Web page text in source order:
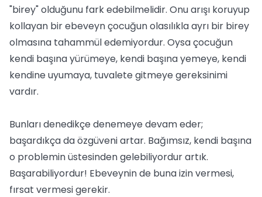
"birey" olduğunu fark edebilmelidir. Onu arışı koruyup
kollayan bir ebeveyn çocuğun olasılıkla ayrı bir birey
olmasına tahammül edemiyordur. Oysa çocuğun
kendi başına yürümeye, kendi başına yemeye, kendi
kendine uyumaya, tuvalete gitmeye gereksinimi
vardır.
Bunları denedikçe denemeye devam eder;
başardıkça da özgüveni artar. Bağımsız, kendi başına
o problemin üstesinden gelebiliyordur artık.
Başarabiliyordur! Ebeveynin de buna izin vermesi,
fırsat vermesi gerekir.